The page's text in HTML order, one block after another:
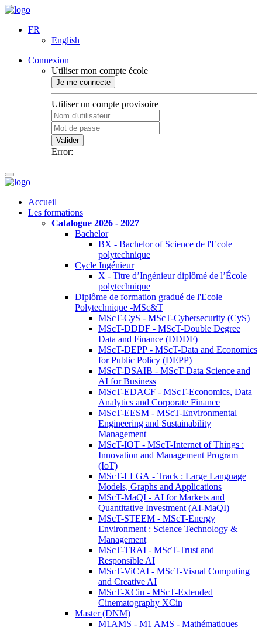
FR
English
Connexion
Utiliser mon compte école
Je me connecte
Utiliser un compte provisoire
Valider
Error:
Accueil
Les formations
Catalogue 2026 - 2027
Bachelor
BX - Bachelor of Science de l'Ecole
polytechnique
Cycle Ingénieur
X - Titre d’Ingénieur diplômé de l’École
polytechnique
Diplôme de formation gradué de l'Ecole
Polytechnique -MSc&T
MScT-CyS - MScT-Cybersecurity (CyS)
MScT-DDDF - MScT-Double Degree
Data and Finance (DDDF)
MScT-DEPP - MScT-Data and Economics
for Public Policy (DEPP)
MScT-DSAIB - MScT-Data Science and
AI for Business
MScT-EDACF - MScT-Economics, Data
Analytics and Corporate Finance
MScT-EESM - MScT-Environmental
Engineering and Sustainability
Management
MScT-IOT - MScT-Internet of Things :
Innovation and Management Program
(IoT)
MScT-LLGA - Track : Large Language
Models, Graphs and Applications
MScT-MaQI - AI for Markets and
Quantitative Investment (AI-MaQI)
MScT-STEEM - MScT-Energy
Environment : Science Technology &
Management
MScT-TRAI - MScT-Trust and
Responsible AI
MScT-ViCAI - MScT-Visual Computing
and Creative AI
MScT-XCin - MScT-Extended
Cinematography XCin
Master (DNM)
M1AMS - M1 AMS - Mathématiques